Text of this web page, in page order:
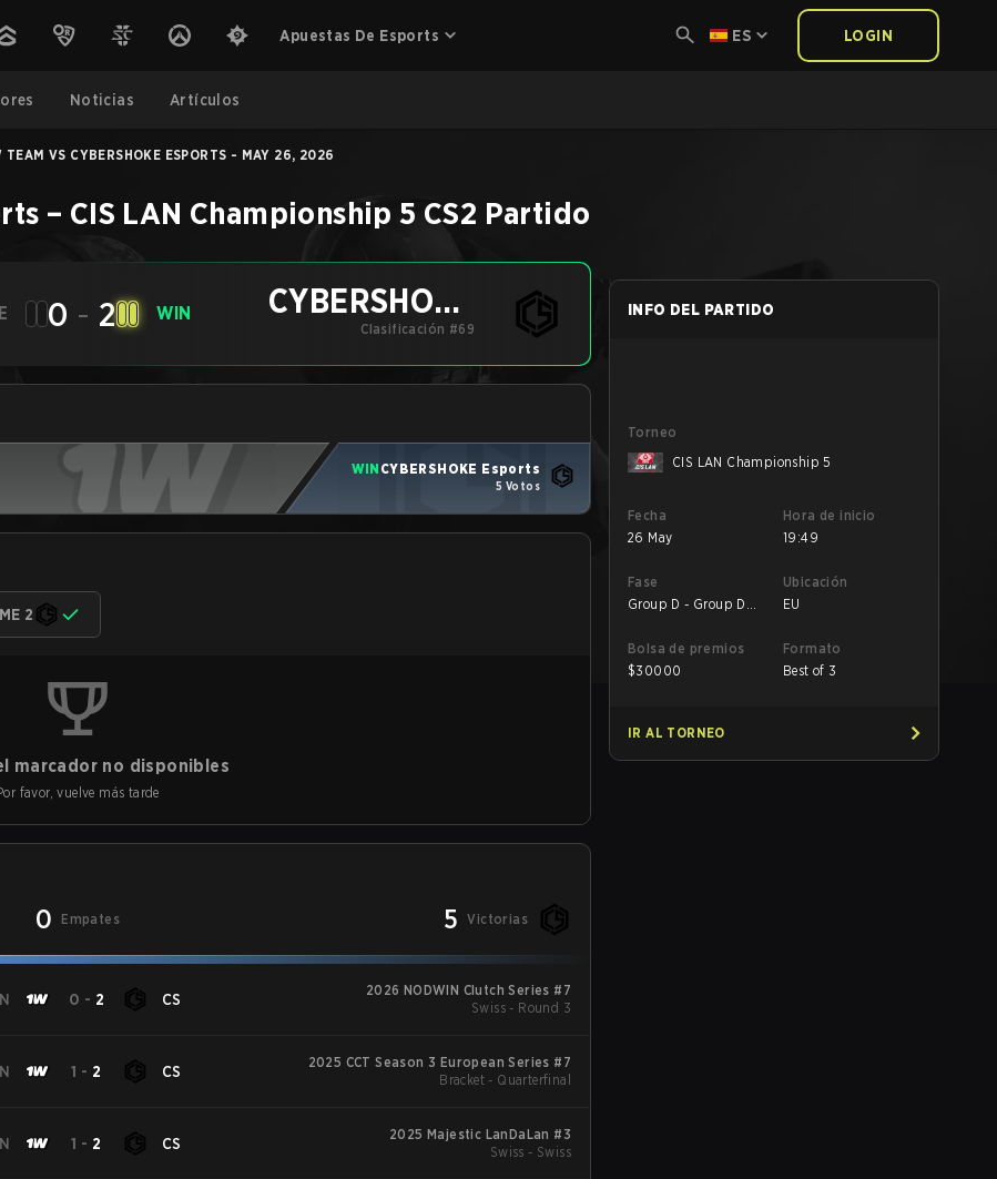
Apuestas De Esports ES LOGIN
Noticias Artículos
TEAM VS CYBERSHOKE ESPORTS - MAY 26, 2026
– CIS LAN Championship 5 CS2 Partido
0 - 2 WIN
CYBERSHOKE
Esports
Clasificación #69
WIN CYBERSHOKE Esports
5 Votos
2
marcador no disponibles
favor, vuelve más tarde
0 Empates 5 Victorias
0 - 2 CS
2026 NODWIN Clutch Series #7
Swiss - Round 3
1 - 2 CS
2025 CCT Season 3 European Series #7
Bracket - Quarterfinal
1 - 2 CS
2025 Majestic LanDaLan #3
Swiss - Swiss
INFO DEL PARTIDO
Torneo
CIS LAN Championship 5
Fecha
26 May
Hora de inicio
19:49
Fase
Group D - Group D
Ubicación
EU
Bolsa de premios
$30000
Formato
Best of 3
IR AL TORNEO